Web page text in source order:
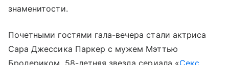
знаменитости.
Почетными гостями гала-вечера стали актриса
Сара Джессика Паркер с мужем Мэттью
Бродериком. 58-летняя звезда сериала «Секс